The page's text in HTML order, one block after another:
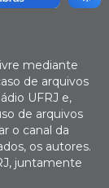
mediante
de arquivos
UFRJ e,
de arquivos
o canal da
os autores.
juntamente